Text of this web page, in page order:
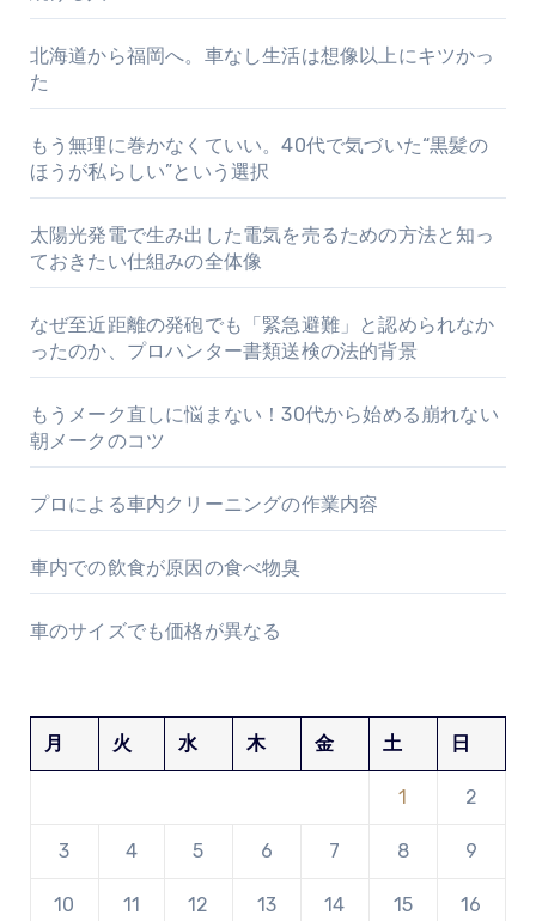
北海道から福岡へ。車なし生活は想像以上にキツかっ
た
もう無理に巻かなくていい。40代で気づいた“黒髪の
ほうが私らしい”という選択
太陽光発電で生み出した電気を売るための方法と知っ
ておきたい仕組みの全体像
なぜ至近距離の発砲でも「緊急避難」と認められなか
ったのか、プロハンター書類送検の法的背景
もうメーク直しに悩まない！30代から始める崩れない
朝メークのコツ
プロによる車内クリーニングの作業内容
車内での飲食が原因の食べ物臭
車のサイズでも価格が異なる
月 火 水 木 金 土 日
1 2
3 4 5 6 7 8 9
10 11 12 13 14 15 16